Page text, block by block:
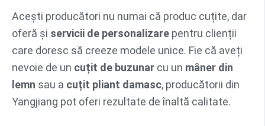
Acești producători nu numai că produc cuțite, dar
oferă și servicii de personalizare pentru clienții
care doresc să creeze modele unice. Fie că aveți
nevoie de un cuțit de buzunar cu un mâner din
lemn sau a cuțit pliant damasc, producătorii din
Yangjiang pot oferi rezultate de înaltă calitate.